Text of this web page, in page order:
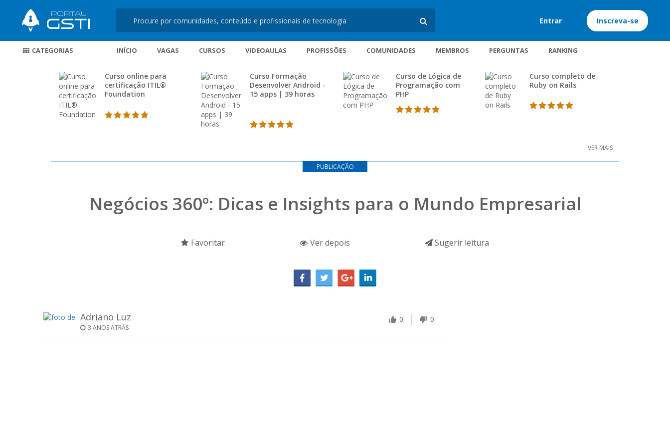
Entrar Inscreva-se
CATEGORIAS INÍCIO VAGAS CURSOS VIDEOAULAS PROFISSÕES COMUNIDADES MEMBROS PERGUNTAS RANKING
Curso online para
certificação ITIL®
Foundation
Curso Formação
Desenvolver Android -
15 apps | 39 horas
Curso de Lógica de
Programação com
PHP
Curso completo de
Ruby on Rails
VER MAIS
PUBLICAÇÃO
Negócios 360º: Dicas e Insights para o Mundo Empresarial
Favoritar Ver depois Sugerir leitura
Adriano Luz
3 ANOS ATRÁS
0 0